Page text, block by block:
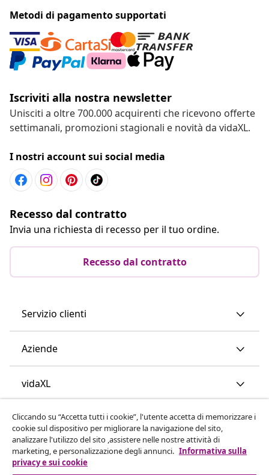
Metodi di pagamento supportati
Iscriviti alla nostra newsletter
Unisciti a oltre 700.000 acquirenti che ricevono offerte
settimanali, promozioni stagionali e novità da vidaXL.
I nostri account sui social media
Recesso dal contratto
Invia una richiesta di recesso per il tuo ordine.
Recesso dal contratto
Servizio clienti
Aziende
vidaXL
Scopri di più
Cliccando su “Accetta tutti i cookie”, l'utente accetta di memorizzare i
cookie sul dispositivo per migliorare la navigazione del sito,
analizzare l'utilizzo del sito ,assistere nelle nostre attività di
marketing, e personalizzazione degli annunci. Informativa sulla
privacy e sui cookie